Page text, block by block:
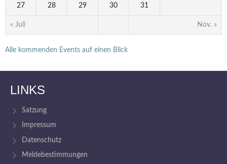
« Juli Nov. »
27 28 29 30 31
Alle kommenden Events auf einen Blick
LINKS
Satzung
Impressum
Datenschutz
Meldebestimmungen